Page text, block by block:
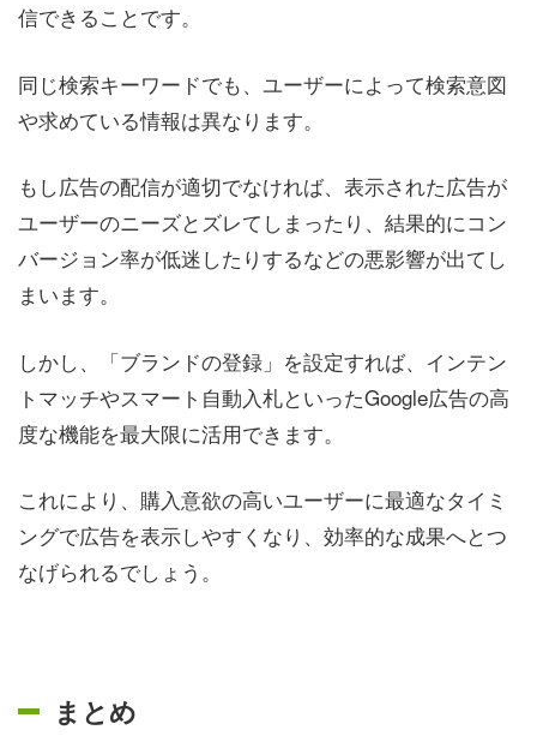
信できることです。
同じ検索キーワードでも、ユーザーによって検索意図
や求めている情報は異なります。
もし広告の配信が適切でなければ、表示された広告が
ユーザーのニーズとズレてしまったり、結果的にコン
バージョン率が低迷したりするなどの悪影響が出てし
まいます。
しかし、「ブランドの登録」を設定すれば、インテン
トマッチやスマート自動入札といったGoogle広告の高
度な機能を最大限に活用できます。
これにより、購入意欲の高いユーザーに最適なタイミ
ングで広告を表示しやすくなり、効率的な成果へとつ
なげられるでしょう。
まとめ